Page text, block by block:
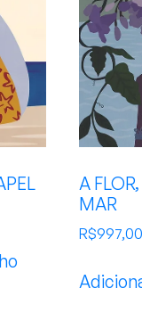
A
MAR
R$997,00